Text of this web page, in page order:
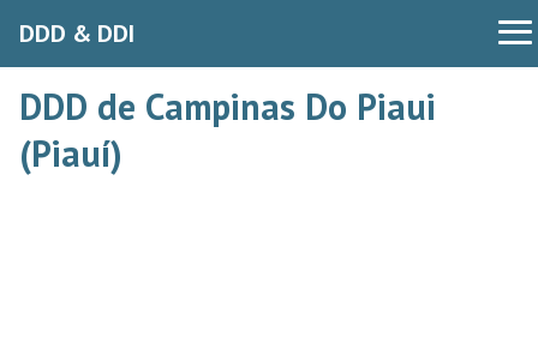
DDD & DDI
DDD de Campinas Do Piaui
(Piauí)